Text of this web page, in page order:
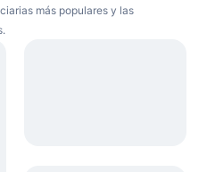
más populares y las